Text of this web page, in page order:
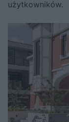
użytkowników.